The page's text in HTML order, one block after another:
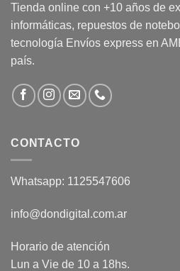
Tienda online con +10 años de
informáticas, repuestos de
tecnología Envíos express en
país.
CONTACTO
Whatsapp: 1125547606
info@dondigital.com.ar
Horario de atención
Lun a Vie de 10 a 18hs.